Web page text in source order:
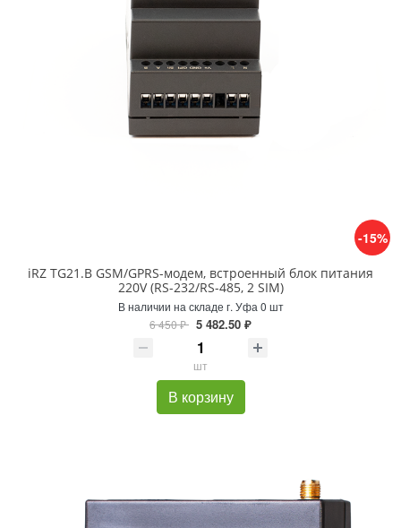
-15%
iRZ TG21.B GSM/GPRS-модем, встроенный блок питания
220V (RS-232/RS-485, 2 SIM)
В наличии на складе г. Уфа 0 шт
6 450 ₽ 5 482.50 ₽
шт
В корзину